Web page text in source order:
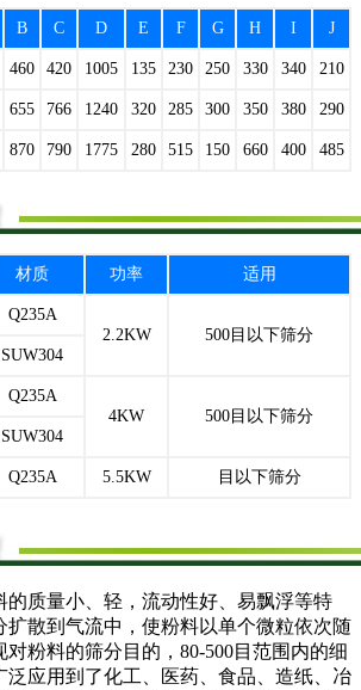
B C D E F G H I J
460 420 1005 135 230 250 330 340 210
655 766 1240 320 285 300 350 380 290
870 790 1775 280 515 150 660 400 485
材质 功率 适用
Q235A
2.2KW
500目以下筛分
SUW304
Q235A
4KW
500目以下筛分
SUW304
Q235A 5.5KW 目以下筛分
的质量小、轻，流动性好、易飘浮等特
扩散到气流中，使粉料以单个微粒依次随
粉料的筛分目的，80-500目范围内的细
泛应用到了化工、医药、食品、造纸、冶